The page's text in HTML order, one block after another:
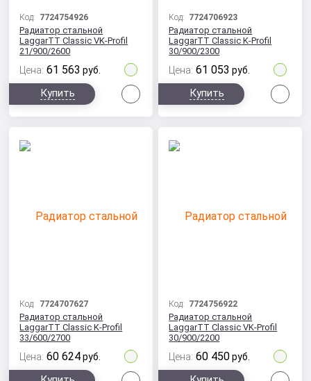
Код: 7724754926
Радиатор стальной
LaggarTT Classic VK-Profil
21/900/2600
Цена: 61 563 руб.
Купить
Код: 7724706923
Радиатор стальной
LaggarTT Classic K-Profil
30/900/2300
Цена: 61 053 руб.
Купить
Код: 7724707627
Радиатор стальной
LaggarTT Classic K-Profil
33/600/2700
Цена: 60 624 руб.
Код: 7724756922
Радиатор стальной
LaggarTT Classic VK-Profil
30/900/2200
Цена: 60 450 руб.